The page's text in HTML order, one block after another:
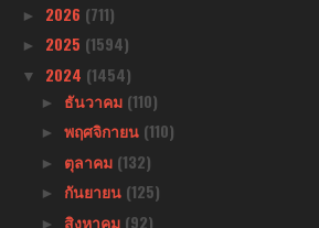
► 2026 (711)
► 2025 (1594)
▼ 2024 (1454)
► ธันวาคม (110)
► พฤศจิกายน (110)
► ตุลาคม (132)
► กันยายน (125)
► สิงหาคม (92)